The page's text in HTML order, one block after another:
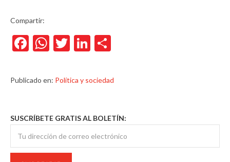
Compartir:
Facebook
WhatsApp
TwitterLinkedIn
Publicado en: Política y sociedad
SUSCRÍBETE GRATIS AL BOLETÍN: